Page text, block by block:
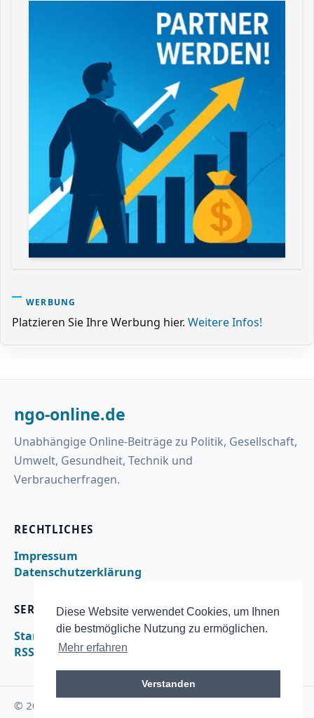
Diese Website verwendet Cookies, um Ihnen
die bestmögliche Nutzung zu ermöglichen.
Mehr erfahren
Verstanden
WERBUNG
Platzieren Sie Ihre Werbung hier. Weitere Infos!
ngo-online.de
Unabhängige Online-Beiträge zu Politik, Gesellschaft,
Umwelt, Gesundheit, Technik und
Verbraucherfragen.
RECHTLICHES
Impressum
Datenschutzerklärung
SERVICE
Startseite
RSS
© 2026 ngo-online.de